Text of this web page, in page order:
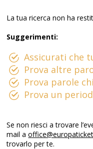
La tua ricerca non ha
Suggerimenti:
Assicurati che
Prova altre
Prova parole
Prova un
Se non riesci a trovare
mail a
trovarlo per te.